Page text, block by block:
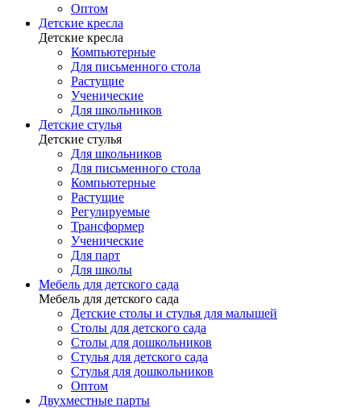
Оптом
Детские кресла
Детские кресла
Компьютерные
Для письменного стола
Растущие
Ученические
Для школьников
Детские стулья
Детские стулья
Для школьников
Для письменного стола
Компьютерные
Растущие
Регулируемые
Трансформер
Ученические
Для парт
Для школы
Мебель для детского сада
Мебель для детского сада
Детские столы и стулья для малышей
Столы для детского сада
Столы для дошкольников
Стулья для детского сада
Стулья для дошкольников
Оптом
Двухместные парты